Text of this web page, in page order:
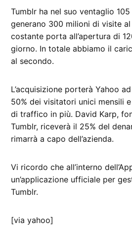
Tumblr ha nel suo ventaglio
generano 300 milioni di visite
costante porta all’apertura di
giorno. In totale abbiamo il
al secondo.
L’acquisizione porterà Yahoo
50% dei visitatori unici mensili
di traffico in più. David Karp,
Tumblr, riceverà il 25% del
rimarrà a capo dell’azienda.
Vi ricordo che all’interno
un’applicazione ufficiale per
Tumblr.
[via yahoo]